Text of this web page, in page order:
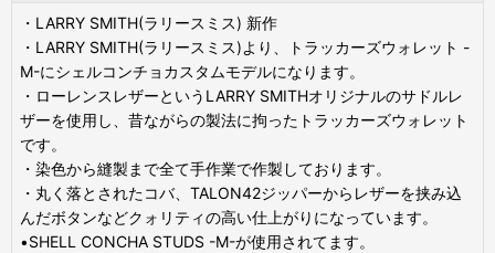
・LARRY SMITH(ラリースミス) 新作
・LARRY SMITH(ラリースミス)より、トラッカーズウォレット -
M-にシェルコンチョカスタムモデルになります。
・ローレンスレザーというLARRY SMITHオリジナルのサドルレ
ザーを使用し、昔ながらの製法に拘ったトラッカーズウォレット
です。
・染色から縫製まで全て手作業で作製しております。
・丸く落とされたコバ、TALON42ジッパーからレザーを挟み込
んだボタンなどクォリティの高い仕上がりになっています。
•SHELL CONCHA STUDS -M-が使用されてます。